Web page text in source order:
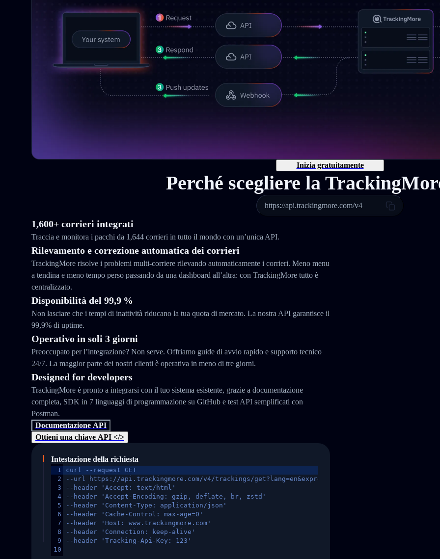
Inizia gratuitamente
Perché scegliere la
https://api.trackingmore.com/v4
1,600+ corrieri integrati
Traccia e monitora i pacchi da 1,644 corrieri in tutto il mondo con un’unica API.
Rilevamento e correzione automatica dei corrieri
TrackingMore risolve i problemi multi-corriere rilevando automaticamente i corrieri. Meno menu
a tendina e meno tempo perso passando da una dashboard all’altra: con TrackingMore tutto è
centralizzato.
Disponibilità del 99,9 %
Non lasciare che i tempi di inattività riducano la tua quota di mercato. La nostra API garantisce il
99,9% di uptime.
Operativo in soli 3 giorni
Preoccupato per l’integrazione? Non serve. Offriamo guide di avvio rapido e supporto tecnico
24/7. La maggior parte dei nostri clienti è operativa in meno di tre giorni.
Designed for developers
TrackingMore è pronto a integrarsi con il tuo sistema esistente, grazie a documentazione
completa, SDK in 7 linguaggi di programmazione su GitHub e test API semplificati con
Postman.
Documentazione API
Ottieni una chiave API </>
Intestazione della richiesta
1
2
3
4
5
6
7
8
9
10
curl --request GET
--url https://api.trackingmore.com/v4/trackings/get?lang=en&express=ups&tracknumber=1939155131
--header 'Accept: text/html'
--header 'Accept-Encoding: gzip, deflate, br, zstd'
--header 'Content-Type: application/json'
--header 'Cache-Control: max-age=0'
--header 'Host: www.trackingmore.com'
--header 'Connection: keep-alive'
--header 'Tracking-Api-Key: 123'